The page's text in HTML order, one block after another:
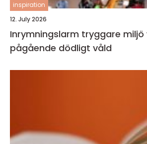
inspiration
12. July 2026
Inrymningslarm tryggare miljö vid hot och
pågående dödligt våld